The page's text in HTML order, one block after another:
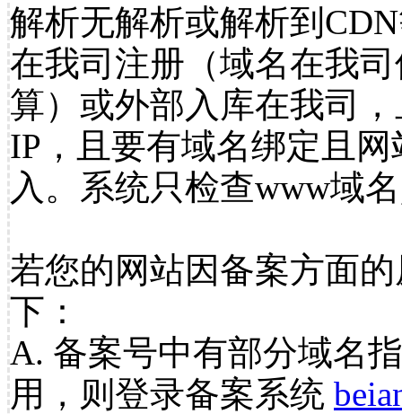
解析无解析或解析到
在我司注册（域名在我
算）或外部入库在我司
IP，且要有域名绑定且
入。系统只检查www域
若您的网站因备案方面
下：
A. 备案号中有部分域名
用，则登录备案系统